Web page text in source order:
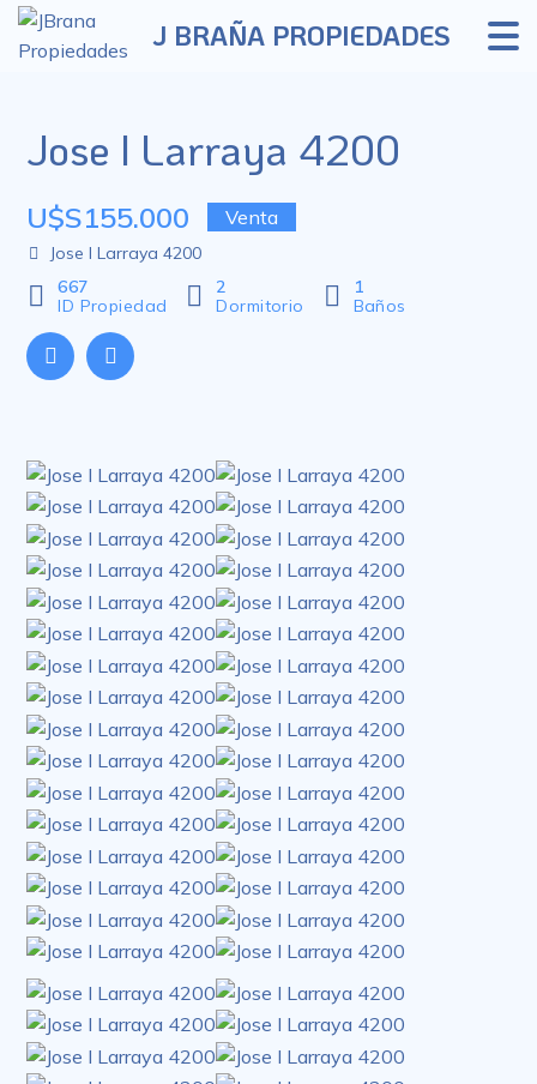
J BRAÑA PROPIEDADES
Jose I Larraya 4200
U$S155.000 Venta
Jose I Larraya 4200
667
ID Propiedad
2
Dormitorio
1
Baños